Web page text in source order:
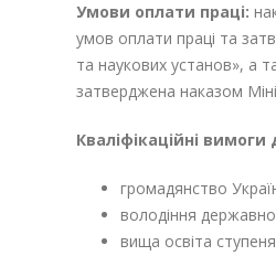
Умови оплати праці:
умов оплати праці та
та наукових установ», а
затверджена наказом
Кваліфікаційні
громадянство
володіння
вища освіта